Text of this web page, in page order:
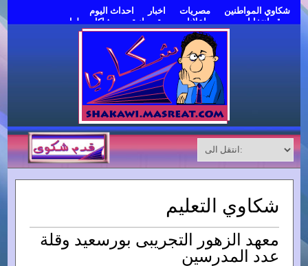
شكاوي المواطنين مصريات اخبار
احداث اليوم
موقع انتخابات مصر
اعلانات مبوبة مجانية
مشاكل وحلول
شكاوي التعليم
معهد الزهور التجريبى بورسعيد وقلة
عدد المدرسين